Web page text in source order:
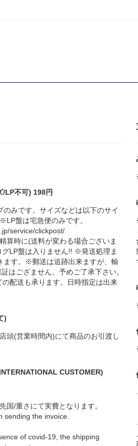
/LP不可) 198円
みです。サイズなどは以下のサイ
盤は宅急便のみです。
service/clickpost/
算時に(送料が変わる場合ございま
LP盤は入りません!! ※発送処理ま
ます。※郵送は追跡出来ますが、輸
はござません、予めご了承下さい。
配送も承ります。日時指定は出来
)
頭(営業時間内)にて商品のお引渡し
CUSTOMER)
国/重さにて実費となります。
sending the invoice.
of covid-19, the shipping